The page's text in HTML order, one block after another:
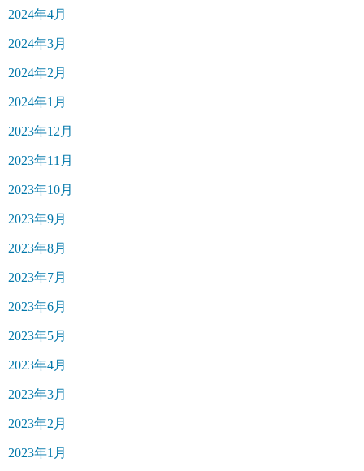
2024年4月
2024年3月
2024年2月
2024年1月
2023年12月
2023年11月
2023年10月
2023年9月
2023年8月
2023年7月
2023年6月
2023年5月
2023年4月
2023年3月
2023年2月
2023年1月